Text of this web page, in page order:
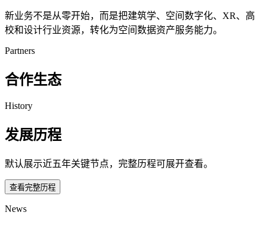
新业务不是从零开始，而是把建筑学、空间数字化、XR、高
校和设计行业资源，转化为空间数据资产服务能力。
Partners
合作生态
History
发展历程
默认展示近五年关键节点，完整历程可展开查看。
查看完整历程
News